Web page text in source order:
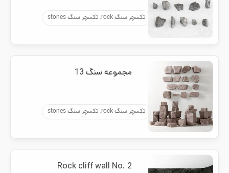
تکسچر سنگ rock, تکسچر سنگ stones
مجموعه سنگ 13
تکسچر سنگ rock, تکسچر سنگ stones
Rock cliff wall No. 2